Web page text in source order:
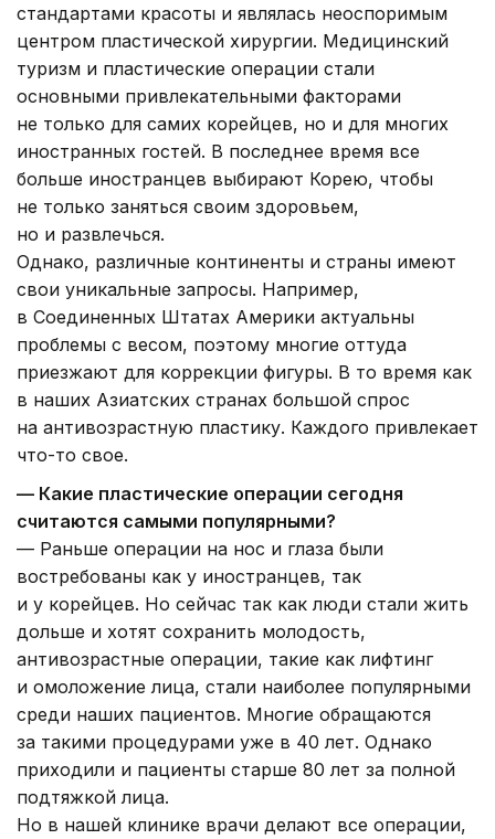
стандартами красоты и являлась неоспоримым
центром пластической хирургии. Медицинский
туризм и пластические операции стали
основными привлекательными факторами
не только для самих корейцев, но и для многих
иностранных гостей. В последнее время все
больше иностранцев выбирают Корею, чтобы
не только заняться своим здоровьем,
но и развлечься.
Однако, различные континенты и страны имеют
свои уникальные запросы. Например,
в Соединенных Штатах Америки актуальны
проблемы с весом, поэтому многие оттуда
приезжают для коррекции фигуры. В то время как
в наших Азиатских странах большой спрос
на антивозрастную пластику. Каждого привлекает
что-то свое.
— Какие пластические операции сегодня
считаются самыми популярными?
— Раньше операции на нос и глаза были
востребованы как у иностранцев, так
и у корейцев. Но сейчас так как люди стали жить
дольше и хотят сохранить молодость,
антивозрастные операции, такие как лифтинг
и омоложение лица, стали наиболее популярными
среди наших пациентов. Многие обращаются
за такими процедурами уже в 40 лет. Однако
приходили и пациенты старше 80 лет за полной
подтяжкой лица.
Но в нашей клинике врачи делают все операции,